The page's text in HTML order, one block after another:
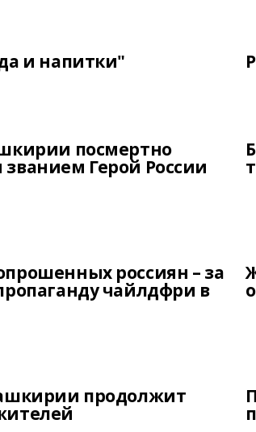
и напитки"
посмертно
Герой России
россиян – за
чайлдфри в
продолжит